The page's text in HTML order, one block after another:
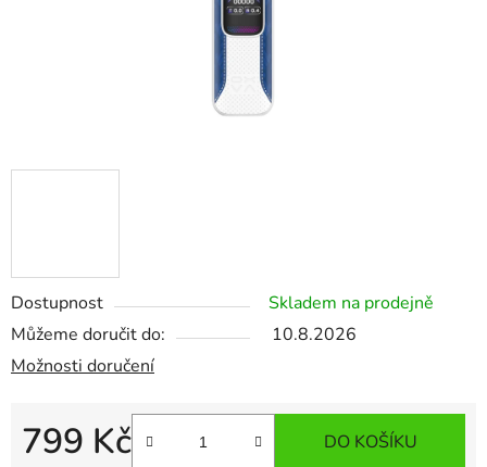
Dostupnost
Skladem na prodejně
Můžeme doručit do:
10.8.2026
Možnosti doručení
799 Kč DO KOŠÍKU